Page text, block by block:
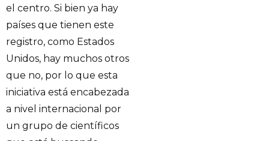
el centro. Si bien ya hay
países que tienen este
registro, como Estados
Unidos, hay muchos otros
que no, por lo que esta
iniciativa está encabezada
a nivel internacional por
un grupo de científicos